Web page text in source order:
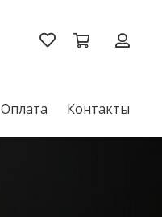
Оплата Контакты